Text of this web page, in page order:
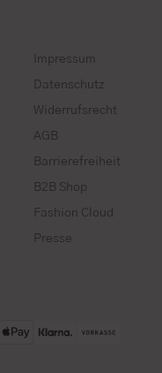
Impressum
Datenschutz
Widerrufsrecht
AGB
Barrierefreiheit
B2B Shop
Fashion Cloud
Presse